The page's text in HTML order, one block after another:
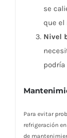
se
que el
Nivel
podría
Para evitar
refrigeración
de